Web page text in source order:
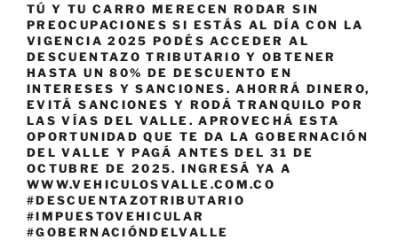
TÚ Y TU CARRO MERECEN RODAR SIN
PREOCUPACIONES SI ESTÁS AL DÍA CON LA
VIGENCIA 2025 PODÉS ACCEDER AL
DESCUENTAZO TRIBUTARIO Y OBTENER
HASTA UN 80% DE DESCUENTO EN
INTERESES Y SANCIONES. AHORRÁ DINERO,
EVITÁ SANCIONES Y RODÁ TRANQUILO POR
LAS VÍAS DEL VALLE. APROVECHÁ ESTA
OPORTUNIDAD QUE TE DA LA GOBERNACIÓN
DEL VALLE Y PAGÁ ANTES DEL 31 DE
OCTUBRE DE 2025. INGRESÁ YA A
WWW.VEHICULOSVALLE.COM.CO
#DESCUENTAZOTRIBUTARIO
#IMPUESTOVEHICULAR
#GOBERNACIÓNDELVALLE